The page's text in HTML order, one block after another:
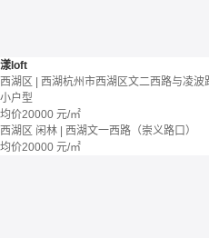
漾loft
西湖区 | 西湖杭州市西湖区文二西路与凌波
小户型
均价20000 元/㎡
西湖区 闲林 | 西湖文一西路（崇义路口）
均价20000 元/㎡